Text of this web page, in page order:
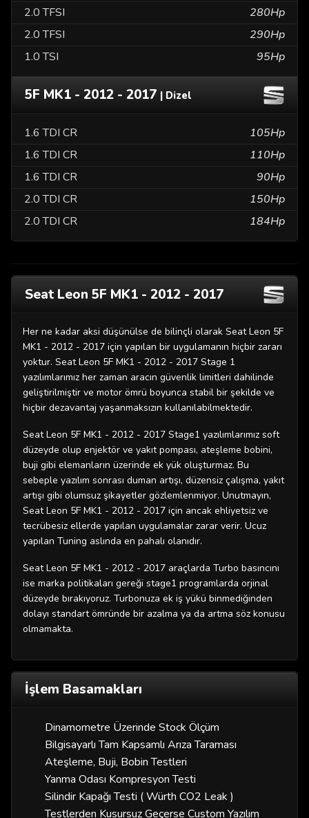
2.0 TFSI
280Hp
2.0 TFSI
290Hp
1.0 TSI
95Hp
5F MK1 - 2012 - 2017 | Dizel
1.6 TDI CR
105Hp
1.6 TDI CR
110Hp
1.6 TDI CR
90Hp
2.0 TDI CR
150Hp
2.0 TDI CR
184Hp
Seat Leon 5F MK1 - 2012 - 2017
Her ne kadar aksi düşünülse de bilinçli olarak Seat Leon 5F
MK1 - 2012 - 2017 için yapılan bir uygulamanın hiçbir zararı
yoktur. Seat Leon 5F MK1 - 2012 - 2017 Stage 1
yazılımlarımız her zaman aracın güvenlik limitleri dahilinde
geliştirilmiştir ve motor ömrü boyunca stabil bir şekilde ve
hiçbir dezavantaj yaşanmaksızın kullanılabilmektedir.
Seat Leon 5F MK1 - 2012 - 2017 Stage1 yazılımlarımız soft
düzeyde olup enjektör ve yakıt pompası, ateşleme bobini,
buji gibi elemanların üzerinde ek yük oluşturmaz. Bu
sebeple yazılım sonrası duman artışı, düzensiz çalışma, yakıt
artışı gibi olumsuz şikayetler gözlemlenmiyor. Unutmayın,
Seat Leon 5F MK1 - 2012 - 2017 için ancak ehliyetsiz ve
tecrübesiz ellerde yapılan uygulamalar zarar verir. Ucuz
yapılan Tuning aslında en pahalı olanıdır.
Seat Leon 5F MK1 - 2012 - 2017 araçlarda Turbo basıncını
ise marka politikaları gereği stage1 programlarda orjinal
düzeyde bırakıyoruz. Turbonuza ek iş yükü binmediğinden
dolayı standart ömründe bir azalma ya da artma söz konusu
olmamakta.
İşlem Basamakları
Dinamometre Üzerinde Stock Ölçüm
Bilgisayarlı Tam Kapsamlı Arıza Taraması
Ateşleme, Buji, Bobin Testleri
Yanma Odası Kompresyon Testi
Silindir Kapağı Testi ( Würth CO2 Leak )
Testlerden Kusursuz Geçerse Custom Yazılım